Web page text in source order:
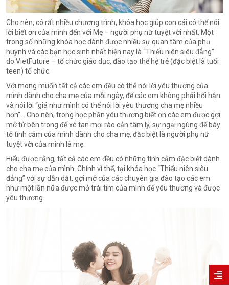
Cho nên, có rất nhiều chương trình, khóa học giúp con cái có thể nói
lời biết ơn của mình đến với Mẹ – người phụ nữ tuyệt vời nhất. Một
trong số những khóa học dành được nhiều sự quan tâm của phụ
huynh và các bạn học sinh nhất hiện nay là “Thiếu niên siêu đẳng”
do VietFuture – tổ chức giáo dục, đào tạo thế hệ trẻ (đặc biệt là tuổi
teen) tổ chức.
Với mong muốn tất cả các em đều có thể nói lời yêu thương của
mình dành cho cha mẹ của mỗi ngày, để các em không phải hối hận
và nói lời “giá như mình có thể nói lời yêu thương cha mẹ nhiều
hơn”… Cho nên, trong học phần yêu thương biết ơn các em được gợi
mở tử bên trong để xé tan mọi rào cản tâm lý, sự ngại ngùng để bày
tỏ tình cảm của mình dành cho cha mẹ, đặc biệt là người phụ nữ
tuyệt vời của mình là mẹ.
Hiểu được rằng, tất cả các em đều có những tình cảm đặc biệt dành
cho cha mẹ của mình. Chính vì thế, tại khóa học “Thiếu niên siêu
đẳng” với sự dẫn dắt, gợi mở của các chuyên gia đào tạo các em
như một lần nữa được mở trái tim của mình để yêu thương và được
yêu thương.